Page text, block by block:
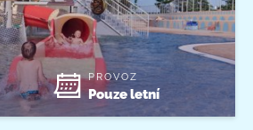
PROVOZ
Pouze letní